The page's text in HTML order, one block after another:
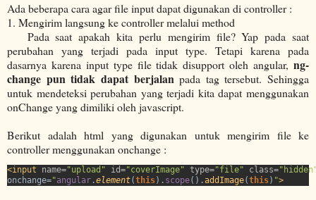
Ada beberapa cara agar file input dapat digunakan di controller :
1. Mengirim langsung ke controller melalui method
Pada saat apakah kita perlu mengirim file? Yap pada saat
perubahan yang terjadi pada input type. Tetapi karena pada
dasarnya karena input type file tidak disupport oleh angular, ng-
change pun tidak dapat berjalanpada tag tersebut. Sehingga
untuk mendeteksi perubahan yang terjadi kita dapat menggunakan
onChange yang dimiliki oleh javascript.
Berikut adalah html yang digunakan untuk mengirim file ke
controller menggunakan onchange :
<input name="upload" id="coverImage" type="file" class=
onchange="angular .element(this). scope().addImage(this) ">